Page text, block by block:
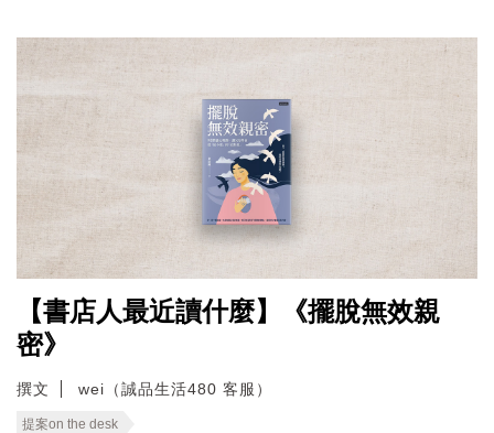
【書店人最近讀什麼】《擺脫無效親
密》
撰文 wei（誠品生活480 客服）
提案on the desk